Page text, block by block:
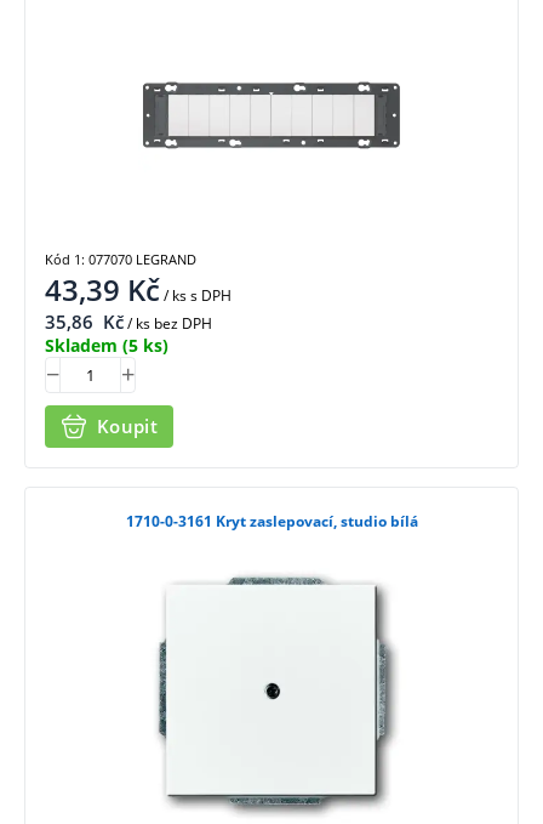
43,39 Kč/ kss DPH
35,86 Kč/ ks bez DPH
Skladem (5 ks)
Koupit
Kód 1: 077070 LEGRAND
1710-0-3161 Kryt zaslepovací, studio bílá